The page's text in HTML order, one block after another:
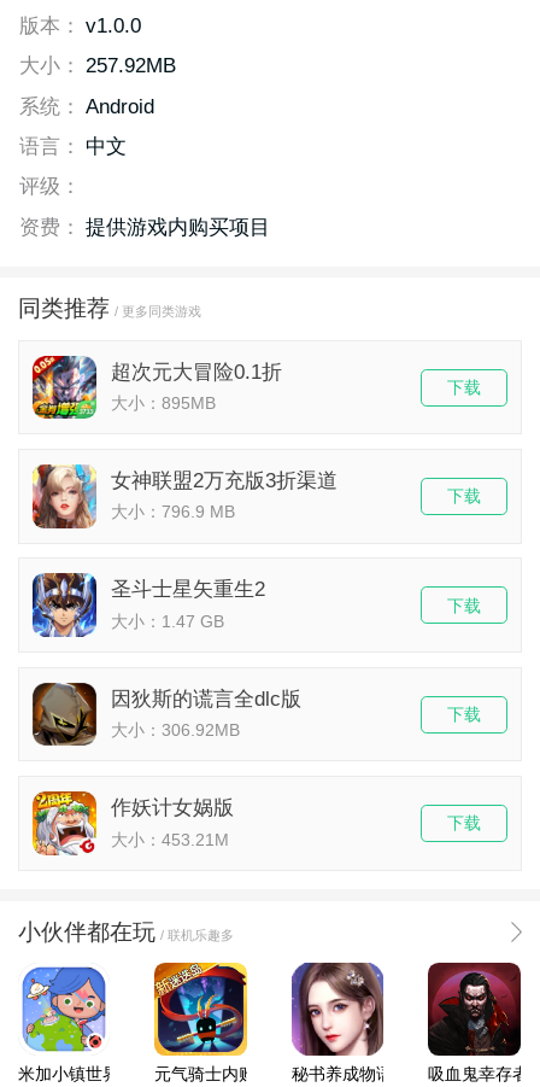
版本： v1.0.0
大小： 257.92MB
系统： Android
语言：
中文
评级：
资费： 提供游戏内购买项目
同类推荐 / 更多同类游戏
超次元大冒险0.1折
大小：895MB
下载
女神联盟2万充版3折渠道
大小：796.9 MB
下载
圣斗士星矢重生2
大小：1.47 GB
下载
因狄斯的谎言全dlc版
大小：306.92MB
下载
作妖计女娲版
大小：453.21M
下载
小伙伴都在玩 / 联机乐趣多
米加小镇世界2025官方版元气骑士内购破解版秘书养成物语 吸血鬼幸存者